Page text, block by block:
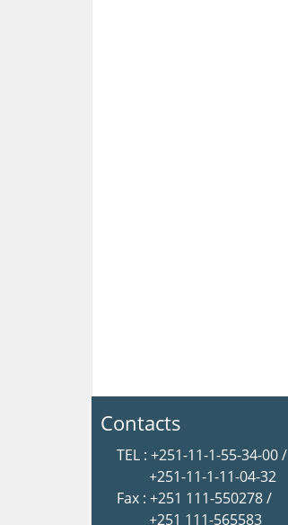
Contacts
TEL : +251-11-1-55-34-00 /
+251-11-1-11-04-32
Fax : +251 111-550278 /
+251 111-565583